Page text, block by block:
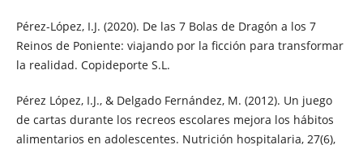
Pérez-López, I.J. (2020). De las 7 Bolas de Dragón a los 7
Reinos de Poniente: viajando por la ficción para transformar
la realidad. Copideporte S.L.
Pérez López, I.J., & Delgado Fernández, M. (2012). Un juego
de cartas durante los recreos escolares mejora los hábitos
alimentarios en adolescentes. Nutrición hospitalaria, 27(6),